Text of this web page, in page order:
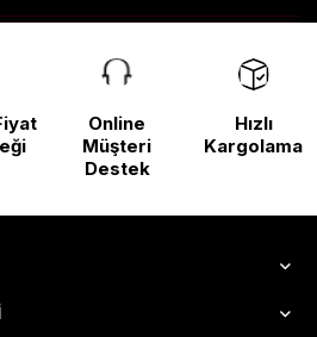
Online
Müşteri
Destek
Hızlı
Kargolama